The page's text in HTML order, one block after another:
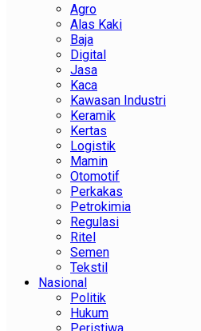
Agro
Alas Kaki
Baja
Digital
Jasa
Kaca
Kawasan Industri
Keramik
Kertas
Logistik
Mamin
Otomotif
Perkakas
Petrokimia
Regulasi
Ritel
Semen
Tekstil
Nasional
Politik
Hukum